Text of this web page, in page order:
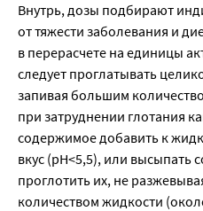
включая диарею, тошноту и
появление каких-либо
необходимо немедленно
началом приема Эрмитала
проконсультироваться с
может взаимодействовать с
вызывать нежелательные
Внутрь, дозы подбирают
от тяжести заболевания и
в перерасчете на единицы
следует проглатывать
запивая большим
при затруднении глотания
содержимое добавить к
вкус (pH<5,5), или высыпать
проглотить их, не
количеством жидкости